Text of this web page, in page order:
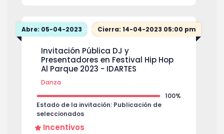
Abre: 05-04-2023 Cierra: 14-04-2023 05:00 pm
Invitación Pública DJ y
Presentadores en Festival Hip Hop
Al Parque 2023 - IDARTES
Danza
100%
Estado de la invitación: Publicación de
seleccionados
Incentivos